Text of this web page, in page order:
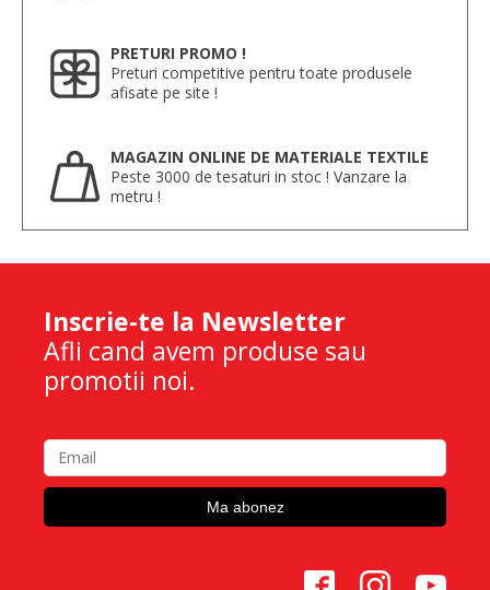
PRETURI PROMO !
Preturi competitive pentru toate produsele
afisate pe site !
MAGAZIN ONLINE DE MATERIALE TEXTILE
Peste 3000 de tesaturi in stoc ! Vanzare la
metru !
Inscrie-te la Newsletter
Afli cand avem produse sau
promotii noi.